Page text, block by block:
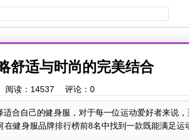
舒适与时尚的完美结合
读： 14537 评论： 0
合自己的健身服，对于每一位运动爱好者来说，
健身服品牌排行榜前8名中找到一款既能满足运